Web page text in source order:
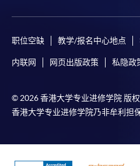
职位空缺 教学/报名中心地点
内联网 网页出版政策 私隐政
© 2026 香港大学专业进修学院 版
香港大学专业进修学院乃非牟利担